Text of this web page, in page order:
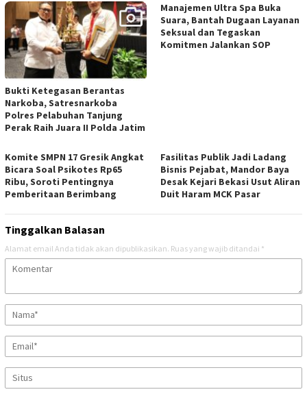
Bukti Ketegasan Berantas
Narkoba, Satresnarkoba
Polres Pelabuhan Tanjung
Perak Raih Juara II Polda Jatim
Manajemen Ultra Spa Buka
Suara, Bantah Dugaan Layanan
Seksual dan Tegaskan
Komitmen Jalankan SOP
Komite SMPN 17 Gresik Angkat
Bicara Soal Psikotes Rp65
Ribu, Soroti Pentingnya
Pemberitaan Berimbang
Fasilitas Publik Jadi Ladang
Bisnis Pejabat, Mandor Baya
Desak Kejari Bekasi Usut Aliran
Duit Haram MCK Pasar
Tinggalkan Balasan
Alamat email Anda tidak akan dipublikasikan. Ruas yang wajib ditandai *